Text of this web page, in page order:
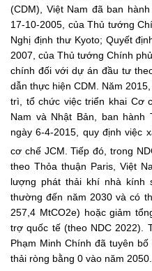
(CDM), Việt Nam đã ban
17-10-2005, của Thủ tướng
Nghị định thư Kyoto; Quyết
2007, của Thủ tướng Chính
chính đối với dự án đầu tư
dẫn thực hiện CDM. Năm
trì, tổ chức việc triển khai Cơ
Nam và Nhật Bản, ban hành
ngày 6-4-2015, quy định việc
cơ chế JCM. Tiếp đó, trong
theo Thỏa thuận Paris, Việt
lượng phát thải khí nhà kính
thường đến năm 2030 và có
257,4 MtCO2e) hoặc giảm
trợ quốc tế (theo NDC 2022).
Phạm Minh Chính đã tuyên
thải ròng bằng 0 vào năm 2050.